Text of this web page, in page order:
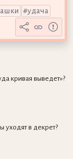
удача
кривая выведет»?
в декрет?